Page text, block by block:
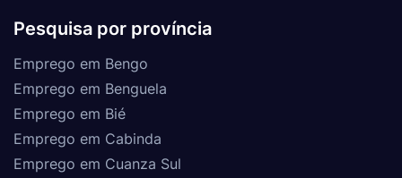
Pesquisa por província
Emprego em Bengo
Emprego em Benguela
Emprego em Bié
Emprego em Cabinda
Emprego em Cuanza Sul